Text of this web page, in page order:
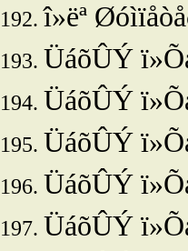
î»ëª
ÜáõÛÝ
ÜáõÛÝ
ÜáõÛÝ
ÜáõÛÝ
ÜáõÛÝ